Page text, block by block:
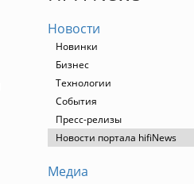
Новости
Новинки
Бизнес
Технологии
События
Пресс-релизы
Новости портала hifiNews
Медиа